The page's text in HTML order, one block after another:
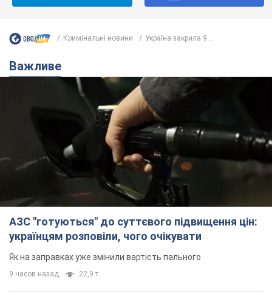
Кримінальні новини Україна закрила 9...
Важливе
АЗС "готуються" до суттєвого підвищення цін:
українцям розповіли, чого очікувати
Як на заправках уже змінили вартість пального
9 часов назад 22,9 т.